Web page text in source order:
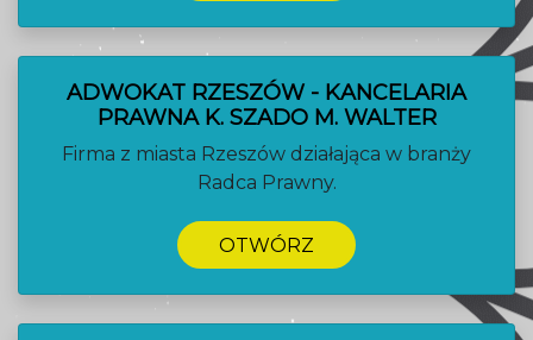
ADWOKAT RZESZÓW - KANCELARIA
PRAWNA K. SZADO M. WALTER
Firma z miasta Rzeszów działająca w branży
Radca Prawny.
OTWÓRZ